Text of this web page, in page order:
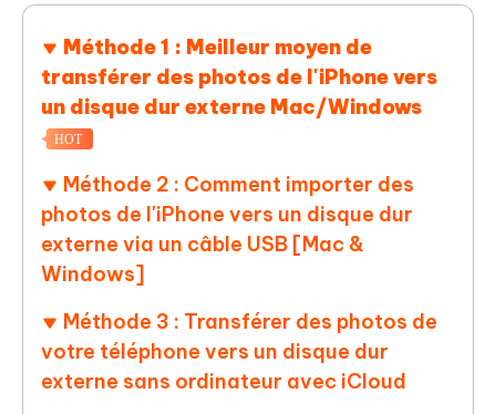
Méthode 1 : Meilleur moyen de
transférer des photos de l'iPhone vers
un disque dur externe Mac/Windows
HOT
Méthode 2 : Comment importer des
photos de l'iPhone vers un disque dur
externe via un câble USB [Mac &
Windows]
Méthode 3 : Transférer des photos de
votre téléphone vers un disque dur
externe sans ordinateur avec iCloud